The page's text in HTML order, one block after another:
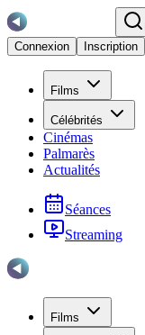
Connexion
Inscription
Films
Célébrités
Cinémas
Palmarès
Actualités
Séances
Streaming
Films